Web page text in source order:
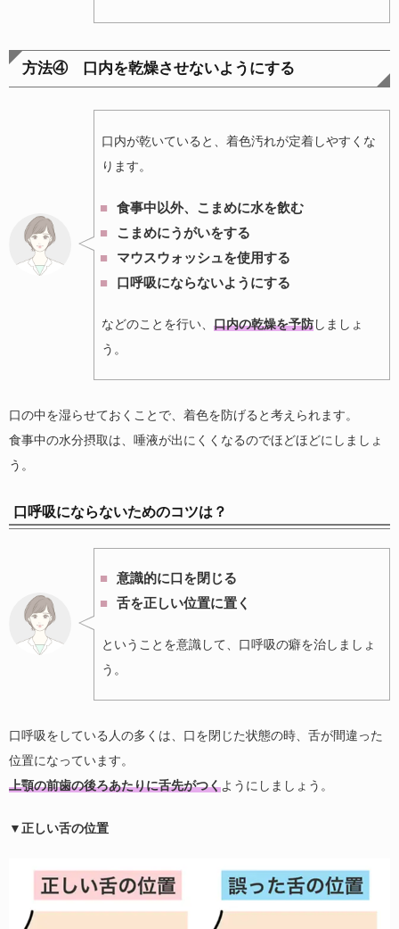
方法④ 口内を乾燥させないようにする
口内が乾いていると、着色汚れが定着しやすくな
ります。
食事中以外、こまめに水を飲む
こまめにうがいをする
マウスウォッシュを使用する
口呼吸にならないようにする
などのことを行い、 口内の乾燥を予防しましょ
う。
口の中を湿らせておくことで、着色を防げると考えられます。
食事中の水分摂取は、唾液が出にくくなるのでほどほどにしましょ
う。
口呼吸にならないためのコツは？
意識的に口を閉じる
舌を正しい位置に置く
ということを意識して、口呼吸の癖を治しましょ
う。
口呼吸をしている人の多くは、口を閉じた状態の時、舌が間違った
位置になっています。
上顎の前歯の後ろあたりに舌先がつくようにしましょう。
▼正しい舌の位置